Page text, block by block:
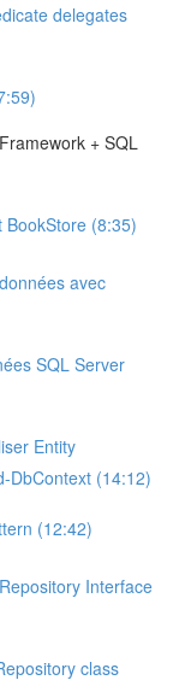
delegates
+ SQL
BookStore (8:35)
avec
SQL Server
Entity
DbContext (14:12)
(12:42)
Interface
class